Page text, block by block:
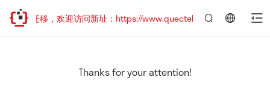
地址已迁移，欢迎访问新址：https://www.quectel.com.cn
Thanks for your attention!